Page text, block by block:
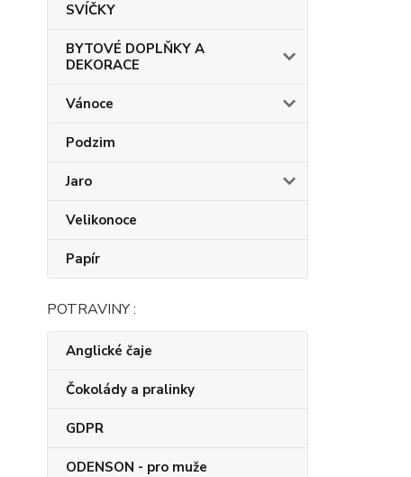
SVÍČKY
BYTOVÉ DOPLŇKY A
DEKORACE
Vánoce
Podzim
Jaro
Velikonoce
Papír
POTRAVINY :
Anglické čaje
Čokolády a pralinky
GDPR
ODENSON - pro muže